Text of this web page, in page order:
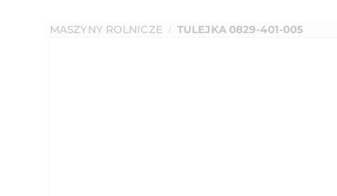
MASZYNY ROLNICZE / TULEJKA 0829-401-005